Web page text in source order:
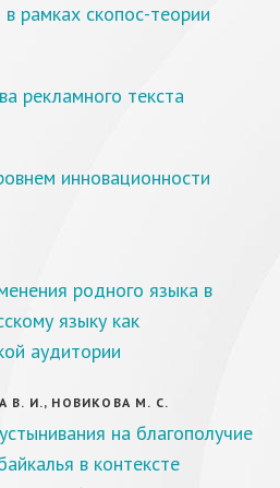
рамках скопос-теории
рекламного текста
инновационности
родного языка в
языку как
аудитории
В. И., НОВИКОВА М. С.
на благополучие
в контексте